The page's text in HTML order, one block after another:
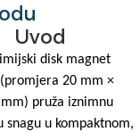
Uvod
disk magnet
(promjera 20 mm ×
pruža iznimnu
snagu u kompaktnom,